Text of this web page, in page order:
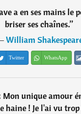
a en ses mains le
briser ses chaînes.”
William
Twitter WhatsApp
Mon unique amour
haine ! Je l'ai vu